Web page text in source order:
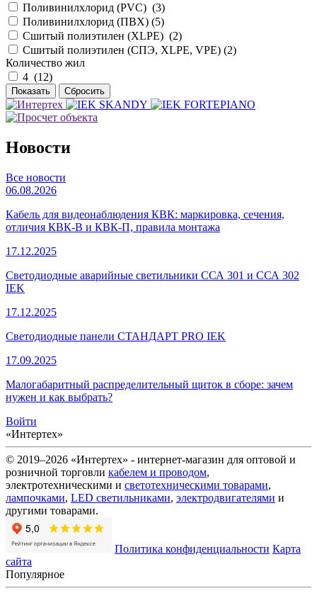
Поливинилхлорид (PVC) (3)
Поливинилхлорид (ПВХ) (5)
Сшитый полиэтилен (XLPE) (2)
Сшитый полиэтилен (СПЭ, XLPE, VPE) (2)
Количество жил
4 (12)
Новости
Все новости
06.08.2026
Кабель для видеонаблюдения КВК: маркировка, сечения,
отличия КВК-В и КВК-П, правила монтажа
17.12.2025
Светодиодные аварийные светильники ССА 301 и ССА 302
IEK
17.12.2025
Светодиодные панели СТАНДАРТ PRO IEK
17.09.2025
Малогабаритный распределительный щиток в сборе: зачем
нужен и как выбрать?
Войти
«Интертех»
© 2019–2026 «Интертех» - интернет-магазин для оптовой и
розничной торговли кабелем и проводом,
электротехническими и светотехническими товарами,
лампочками, LED светильниками, электродвигателями и
другими товарами.
Политика конфиденциальности Карта
сайта
Популярное